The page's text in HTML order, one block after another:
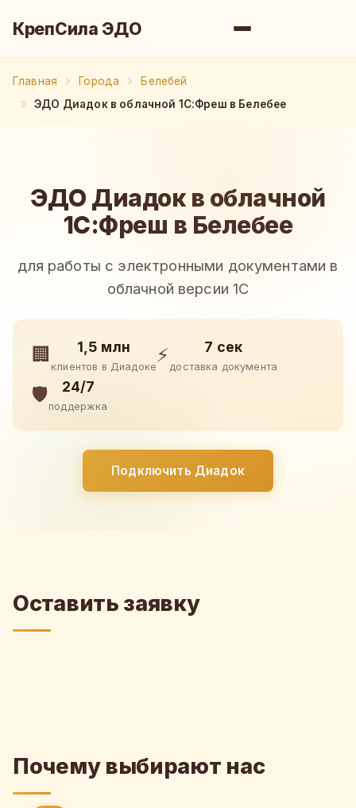
КрепСила ЭДО
Главная Города
Белебей
ЭДО Диадок в облачной 1С:Фреш в Белебее
ЭДО Диадок в облачной
1С:Фреш в Белебее
для работы с электронными документами в
облачной версии 1С
🏢 1,5 млн
клиентов в Диадоке
⚡ 7 сек
доставка документа
🛡️ 24/7
поддержка
Подключить Диадок
Оставить заявку
Почему выбирают нас